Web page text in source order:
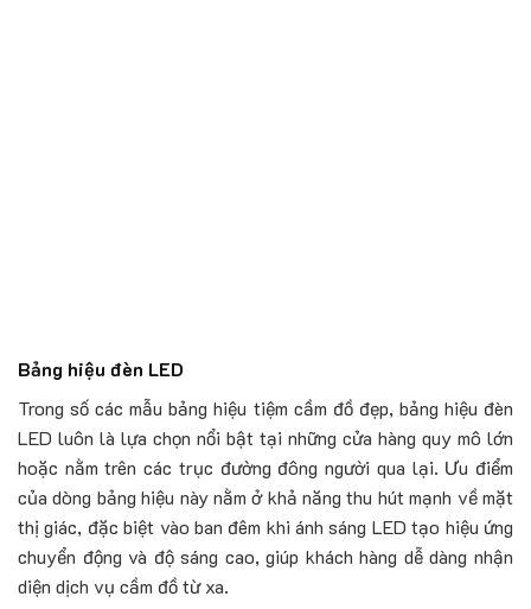
Bảng hiệu đèn LED
Trong số các mẫu bảng hiệu tiệm cầm đồ đẹp, bảng hiệu đèn
LED luôn là lựa chọn nổi bật tại những cửa hàng quy mô lớn
hoặc nằm trên các trục đường đông người qua lại. Ưu điểm
của dòng bảng hiệu này nằm ở khả năng thu hút mạnh về mặt
thị giác, đặc biệt vào ban đêm khi ánh sáng LED tạo hiệu ứng
chuyển động và độ sáng cao, giúp khách hàng dễ dàng nhận
diện dịch vụ cầm đồ từ xa.